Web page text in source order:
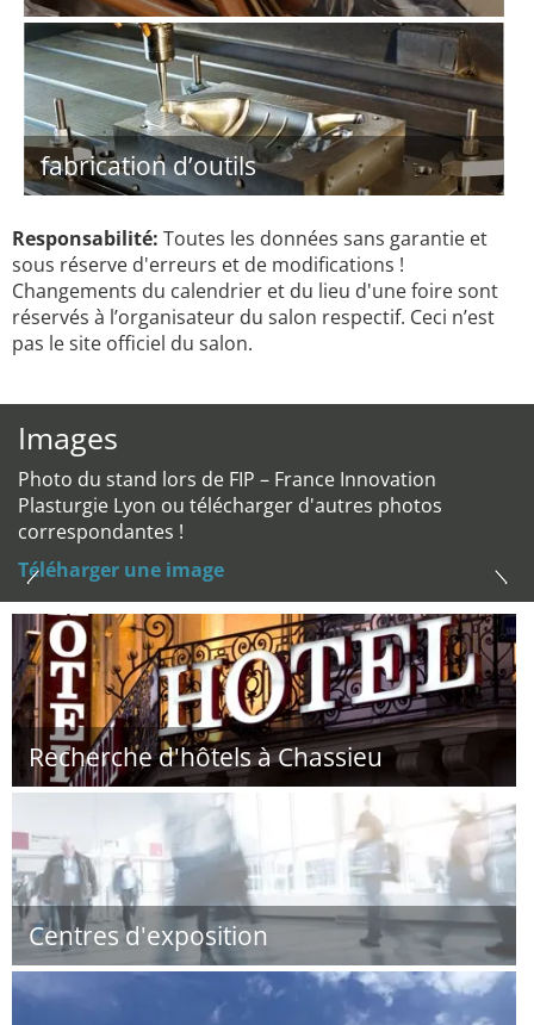
fabrication d’outils
Responsabilité: Toutes les données sans garantie et
sous réserve d'erreurs et de modifications !
Changements du calendrier et du lieu d'une foire sont
réservés à l’organisateur du salon respectif. Ceci n’est
pas le site officiel du salon.
Images
Photo du stand lors de FIP – France Innovation
Plasturgie Lyon ou télécharger d'autres photos
correspondantes !
Téléharger une image
Recherche d'hôtels à Chassieu
Centres d'exposition